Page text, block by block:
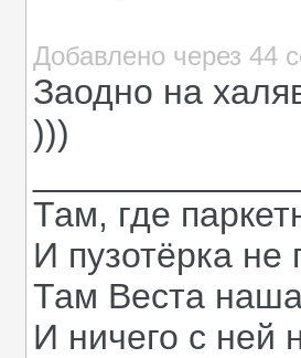
Добавлено через 44
Заодно на
)))
Там, где
И пузотёрка не
Там Веста
И ничего с ней